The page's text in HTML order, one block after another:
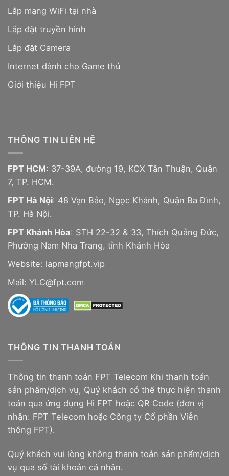
Lắp mạng WiFi tại nhà
Lắp đặt truyền hình
Lắp đặt Camera
Internet dành cho Game thủ
Giới thiệu Hi FPT
THÔNG TIN LIÊN HỆ
FPT HCM: 37-39A, đường 19, KCX Tân Thuận, Quận
7, TP. HCM.
FPT Hà Nội: 48 Vạn Bảo, Ngọc Khánh, Quận Ba Đình,
TP. Hà Nội.
FPT Khánh Hòa: STH 22-32 & 33, Thích Quảng Đức,
Phường Nam Nha Trang, tỉnh Khánh Hòa
Website: lapmangfpt.vip
Mail: YLC@fpt.com
THÔNG TIN THANH TOÁN
Thông tin thanh toán FPT Telecom Khi thanh toán
sản phẩm/dịch vụ, Quý khách có thể thực hiện thanh
toán qua ứng dụng Hi FPT hoặc QR Code (đơn vị
nhận: FPT Telecom hoặc Công ty Cổ phần Viễn
thông FPT).
Quý khách vui lòng không thanh toán sản phẩm/dịch
vụ qua số tài khoản cá nhân.